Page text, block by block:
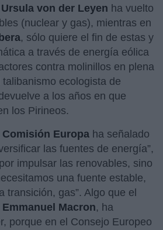
Ursula von der Leyen ha vuelto
(nuclear y gas), mientras en
, sólo quiere el fin de estas y
a través de energía eólica
contra molinillos en plena
ecologista de
a los años en que
los Pirineos.
Comisión Europa ha señalado
las fuentes de energía”,
impulsar las renovables, sino
una fuente estable,
transición, gas”. Algo que el
Emmanuel Macron, ha
porque en el Consejo Europeo